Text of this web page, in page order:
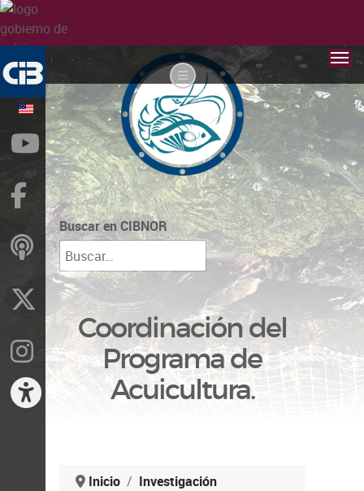
Buscar en CIBNOR
Coordinación del
Programa de
Acuicultura.
Inicio
Investigación
YouTube
Facebook
ivoox
Instragram